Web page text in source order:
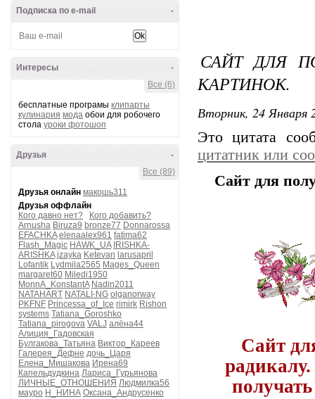
-
Подписка по e-mail
-
Интересы
Все (6)
бесплатные програмы клипарты
кулинария мода обои для робочего
стола уроки фотошоп
-
Друзья
Все (89)
Друзья онлайн макошь311
Друзья оффлайн
Кого давно нет?
Кого добавить?
Arnusha Biruza9 bronze77 Donnarossa
EFACHKA elenaalex961 fatima62
Flash_Magic HAWK_UA IRISHKA-
ARISHKA jzayka Ketevan larusapril
Lofantik Lydmila2565 Mages_Queen
margaret60 Miledi1950
MonnA_KonstantA Nadin2011
NATAHART NATALI-NG olganorway
PKFNF Princessa_of_Ice rimirk Rishon
systems Tatiana_Goroshko
Tatiana_pirogova VALJ алёна44
Алиция_Гадовская
Булгакова_Татьяна Виктор_Кареев
Галерея_Дефне дочь_Царя
Елена_Мишакова Ирена69
Капельдудкина Лариса_Гурьянова
ЛИЧНЫЕ_ОТНОШЕНИЯ Людмилка56
мауро Н_НИНА Оксана_Андрусенко
САЙТ ДЛЯ
КАРТИНОК.
Вторник, 24 Января
Это цитата
цитатник или
Сайт для
Сайт